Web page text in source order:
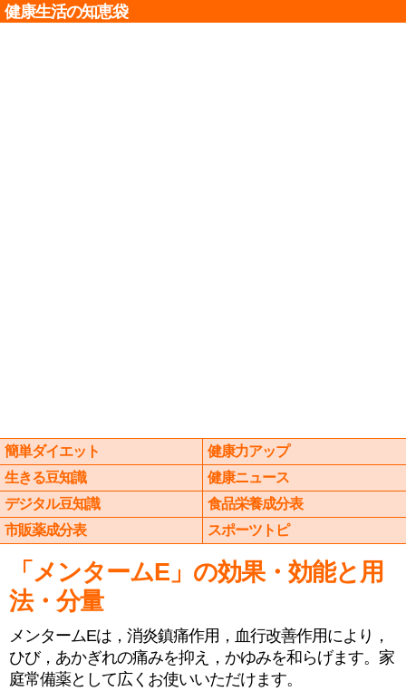
健康生活の知恵袋
簡単ダイエット
健康力アップ
生きる豆知識
健康ニュース
デジタル豆知識
食品栄養成分表
市販薬成分表
スポーツトピ
「メンタームE」の効果・効能と用
法・分量
メンタームEは，消炎鎮痛作用，血行改善作用により，
ひび，あかぎれの痛みを抑え，かゆみを和らげます。家
庭常備薬として広くお使いいただけます。